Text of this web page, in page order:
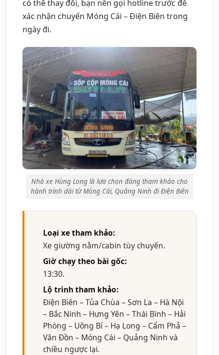
có thể thay đổi, bạn nên gọi hotline trước để
xác nhận chuyến Móng Cái – Điện Biên trong
ngày đi.
Nhà xe Hùng Long là lựa chọn đáng tham khảo cho
hành trình dài từ Móng Cái, Quảng Ninh đi Điện Biên
Loại xe tham khảo:
Xe giường nằm/cabin tùy chuyến.
Giờ chạy theo bài gốc:
13:30.
Lộ trình tham khảo:
Điện Biên – Tủa Chùa – Sơn La – Hà Nội
– Bắc Ninh – Hưng Yên – Thái Bình – Hải
Phòng – Uông Bí – Hạ Long – Cẩm Phả –
Vân Đồn – Móng Cái – Quảng Ninh và
chiều ngược lại.